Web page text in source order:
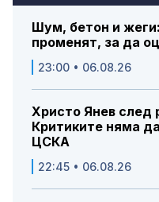
Шум, бетон и
променят, за да
23:00 • 06.08.26
Христо Янев след
Критиките няма
ЦСКА
22:45 • 06.08.26